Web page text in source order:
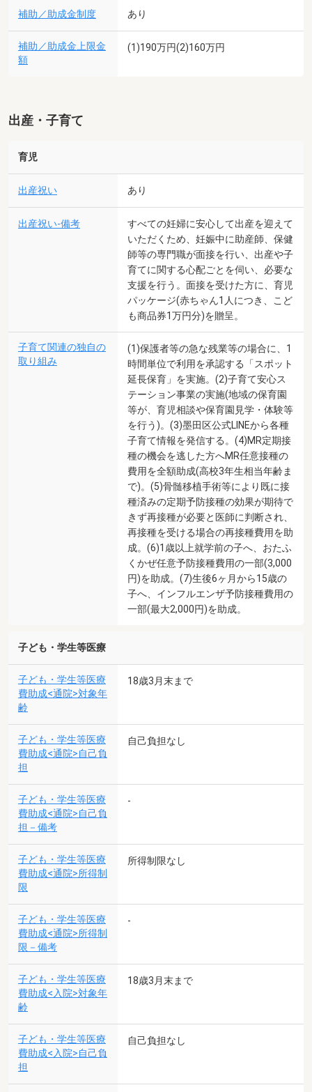
補助／助成金制度 あり
補助／助成金上限金
額
(1)190万円(2)160万円
出産・子育て
育児
出産祝い あり
出産祝い-備考
すべての妊婦に安心して出産を迎えて
いただくため、妊娠中に助産師、保健
師等の専門職が面接を行い、出産や子
育てに関する心配ごとを伺い、必要な
支援を行う。面接を受けた方に、育児
パッケージ(赤ちゃん1人につき、こど
も商品券1万円分)を贈呈。
子育て関連の独自の
取り組み
(1)保護者等の急な残業等の場合に、1
時間単位で利用を承認する「スポット
延長保育」を実施。(2)子育て安心ス
テーション事業の実施(地域の保育園
等が、育児相談や保育園見学・体験等
を行う)。(3)墨田区公式LINEから各種
子育て情報を発信する。(4)MR定期接
種の機会を逃した方へMR任意接種の
費用を全額助成(高校3年生相当年齢ま
で)。(5)骨髄移植手術等により既に接
種済みの定期予防接種の効果が期待で
きず再接種が必要と医師に判断され、
再接種を受ける場合の再接種費用を助
成。(6)1歳以上就学前の子へ、おたふ
くかぜ任意予防接種費用の一部(3,000
円)を助成。(7)生後6ヶ月から15歳の
子へ、インフルエンザ予防接種費用の
一部(最大2,000円)を助成。
子ども・学生等医療
子ども・学生等医療
費助成<通院>対象年
齢
18歳3月末まで
子ども・学生等医療
費助成<通院>自己負
担
自己負担なし
子ども・学生等医療
費助成<通院>自己負
担－備考
-
子ども・学生等医療
費助成<通院>所得制
限
所得制限なし
子ども・学生等医療
費助成<通院>所得制
限－備考
-
子ども・学生等医療
費助成<入院>対象年
齢
18歳3月末まで
子ども・学生等医療
費助成<入院>自己負
担
自己負担なし